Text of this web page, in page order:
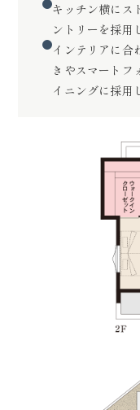
キッチン横にス
ントリーを採用
インテリアに合
きやスマートフ
イニングに採用